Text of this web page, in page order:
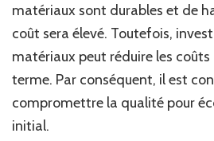
matériaux sont durables et de
coût sera élevé. Toutefois,
matériaux peut réduire les coûts
terme. Par conséquent, il est
compromettre la qualité pour
initial.